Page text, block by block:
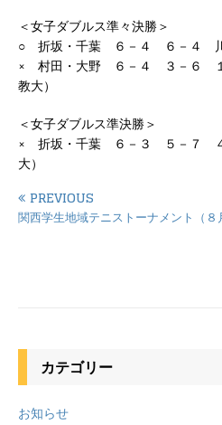
＜女子ダブルス準々決勝＞
○ 折坂・千葉 ６－４ ６－４ 川
× 村田・大野 ６－４ ３－６
教大）
＜女子ダブルス準決勝＞
× 折坂・千葉 ６－３ ５－７
大）
PREVIOUS
関西学生地域テニストーナメント（８
カテゴリー
お知らせ